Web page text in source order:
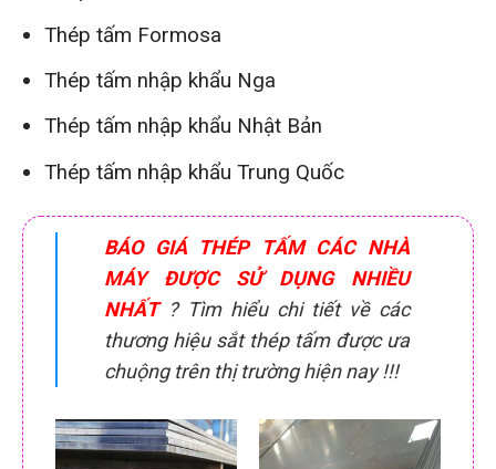
Thép tấm Formosa
Thép tấm nhập khẩu Nga
Thép tấm nhập khẩu Nhật Bản
Thép tấm nhập khẩu Trung Quốc
BÁO GIÁ THÉP TẤM CÁC NHÀ
MÁY ĐƯỢC SỬ DỤNG NHIỀU
NHẤT? Tìm hiểu chi tiết về các
thương hiệu sắt thép tấm được ưa
chuộng trên thị trường hiện nay !!!